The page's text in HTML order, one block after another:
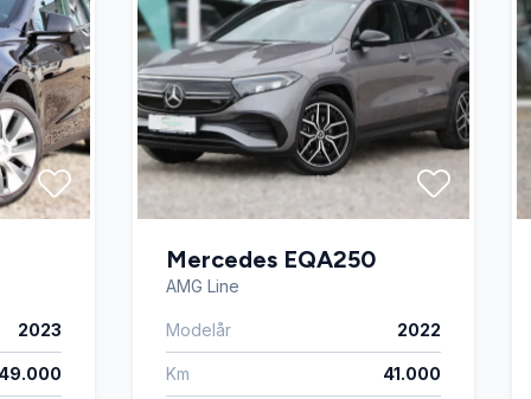
2023
Mercedes EQA250
AMG Line
Modelår 2022
Km 41.000